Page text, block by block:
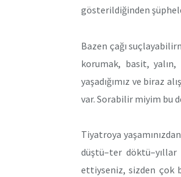
gösterildiğinden
Bazen çağı
korumak, basit,
yaşadığımız ve biraz
var. Sorabilir miyim bu
Tiyatroya
düştü–ter döktü–yıllar
ettiyseniz, sizden çok